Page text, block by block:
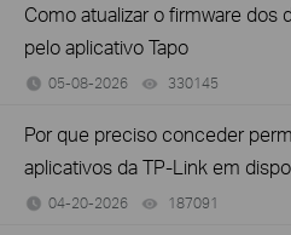
Como atualizar o firmware dos
pelo aplicativo Tapo
05-08-2026 330145
Por que preciso conceder
aplicativos da TP-Link em
04-20-2026 187091